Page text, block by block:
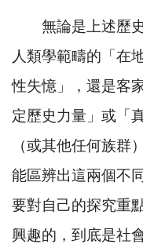
無論是上述歷史
人類學範疇的「在
性失憶」，還是客
定歷史力量」或「
（或其他任何族群
能區辨出這兩個不
要對自己的探究重
興趣的，到底是社